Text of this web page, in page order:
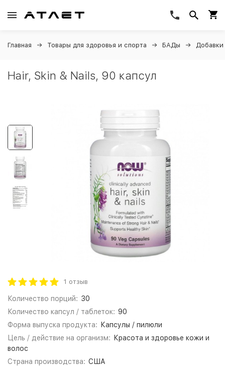
Главная Товары для здоровья и спорта БАДы Добавки
Hair, Skin & Nails, 90 капсул
1 отзыв
Количество порций: 30
Количество капсул / таблеток: 90
Форма выпуска продукта:
Капсулы / пилюли
Цель / действие на организм:
Красота и здоровье кожи и
волос
Страна производства: США